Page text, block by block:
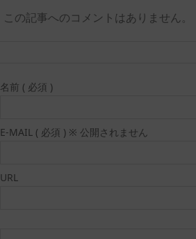
この記事へのコメントはありません。
名前 ( 必須 )
E-MAIL ( 必須 ) ※ 公開されません
URL